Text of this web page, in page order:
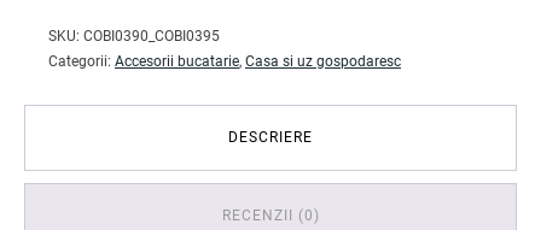
SKU: COBI0390_COBI0395
Categorii: Accesorii bucatarie, Casa si uz gospodaresc
DESCRIERE
RECENZII (0)